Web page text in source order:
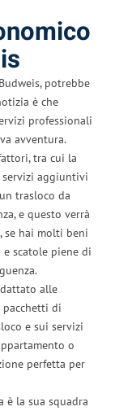
potrebbe
è che
professionali
avventura.
tra cui la
aggiuntivi
trasloco da
e questo verrà
se hai molti beni
scatole piene di
alle
pacchetti di
e sui servizi
o
perfetta per
è la sua squadra